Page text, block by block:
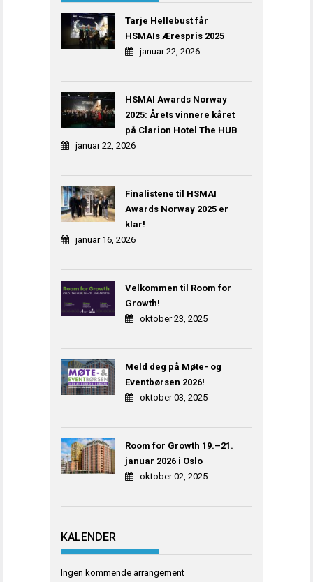
Tarje Hellebust får
HSMAIs Ærespris 2025
januar 22, 2026
HSMAI Awards Norway
2025: Årets vinnere kåret
på Clarion Hotel The HUB
januar 22, 2026
Finalistene til HSMAI
Awards Norway 2025 er
klar!
januar 16, 2026
Velkommen til Room for
Growth!
oktober 23, 2025
Meld deg på Møte- og
Eventbørsen 2026!
oktober 03, 2025
Room for Growth 19.–21.
januar 2026 i Oslo
oktober 02, 2025
KALENDER
Ingen kommende arrangement